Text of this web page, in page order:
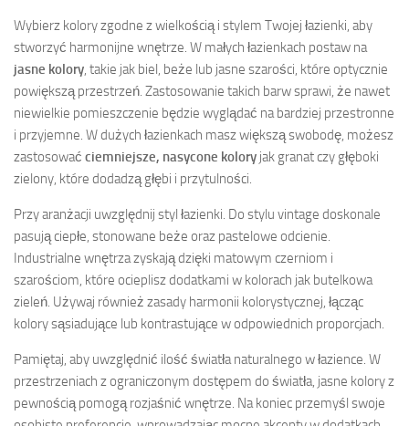
Wybierz kolory zgodne z wielkością i stylem Twojej łazienki, aby
stworzyć harmonijne wnętrze. W małych łazienkach postaw na
jasne kolory, takie jak biel, beże lub jasne szarości, które optycznie
powiększą przestrzeń. Zastosowanie takich barw sprawi, że nawet
niewielkie pomieszczenie będzie wyglądać na bardziej przestronne
i przyjemne. W dużych łazienkach masz większą swobodę, możesz
zastosować ciemniejsze, nasycone kolory jak granat czy głęboki
zielony, które dodadzą głębi i przytulności.
Przy aranżacji uwzględnij styl łazienki. Do stylu vintage doskonale
pasują ciepłe, stonowane beże oraz pastelowe odcienie.
Industrialne wnętrza zyskają dzięki matowym czerniom i
szarościom, które ocieplisz dodatkami w kolorach jak butelkowa
zieleń. Używaj również zasady harmonii kolorystycznej, łącząc
kolory sąsiadujące lub kontrastujące w odpowiednich proporcjach.
Pamiętaj, aby uwzględnić ilość światła naturalnego w łazience. W
przestrzeniach z ograniczonym dostępem do światła, jasne kolory z
pewnością pomogą rozjaśnić wnętrze. Na koniec przemyśl swoje